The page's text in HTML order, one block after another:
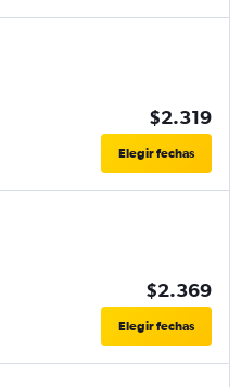
$2.319
Elegir fechas
$2.369
Elegir fechas